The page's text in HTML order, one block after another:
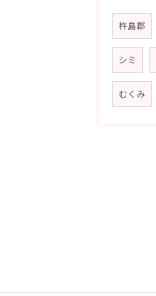
杵島郡
シミ
むくみ